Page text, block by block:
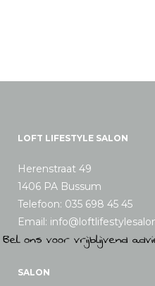
LOFT LIFESTYLE SALON
Herenstraat 49
1406 PA Bussum
Telefoon: 035 698 45 45
Email:
SALON